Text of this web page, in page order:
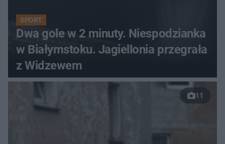
SPORT
Dwa gole w 2 minuty. Niespodzianka
w Białymstoku. Jagiellonia przegrała
z Widzewem
11